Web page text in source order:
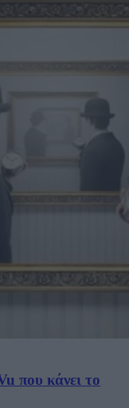
που κάνει το